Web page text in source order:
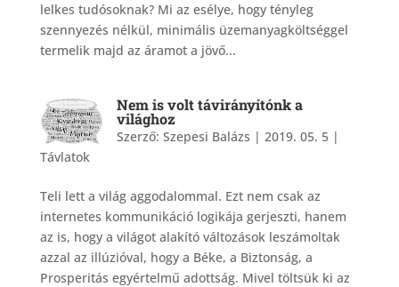
lelkes tudósoknak? Mi az esélye, hogy tényleg
szennyezés nélkül, minimális üzemanyagköltséggel
termelik majd az áramot a jövő...
Nem is volt távirányítónk a
világhoz
Szerző: Szepesi Balázs | 2019. 05. 5|
Távlatok
Teli lett a világ aggodalommal. Ezt nem csak az
internetes kommunikáció logikája gerjeszti, hanem
az is, hogy a világot alakító változások leszámoltak
azzal az illúzióval, hogy a Béke, a Biztonság, a
Prosperitás egyértelmű adottság. Mivel töltsük ki az